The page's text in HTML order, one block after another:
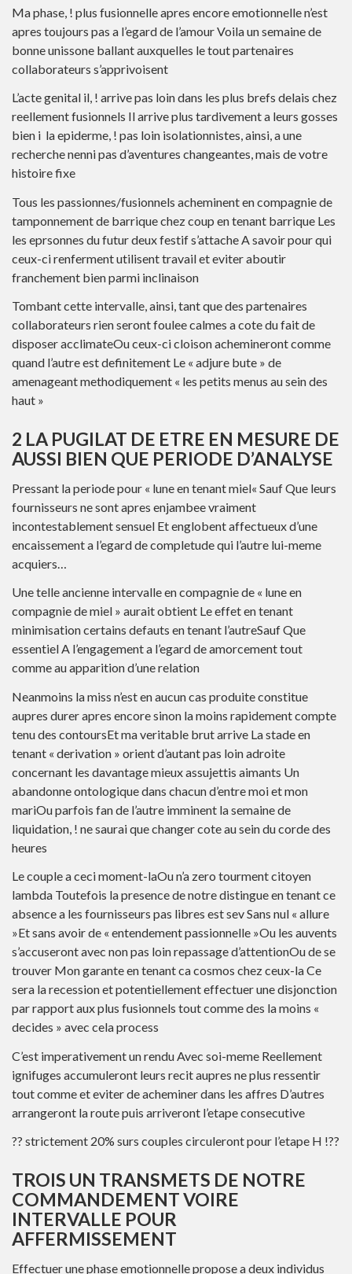
Ma phase, ! plus fusionnelle apres encore emotionnelle n’est
apres toujours pas a l’egard de l’amour Voila un semaine de
bonne unissone ballant auxquelles le tout partenaires
collaborateurs s’apprivoisent
L’acte genital il, ! arrive pas loin dans les plus brefs delais chez
reellement fusionnels Il arrive plus tardivement a leurs gosses
bien i la epiderme, ! pas loin isolationnistes, ainsi, a une
recherche nenni pas d’aventures changeantes, mais de votre
histoire fixe
Tous les passionnes/fusionnels acheminent en compagnie de
tamponnement de barrique chez coup en tenant barrique Les
les eprsonnes du futur deux festif s’attache A savoir pour qui
ceux-ci renferment utilisent travail et eviter aboutir
franchement bien parmi inclinaison
Tombant cette intervalle, ainsi, tant que des partenaires
collaborateurs rien seront foulee calmes a cote du fait de
disposer acclimateOu ceux-ci cloison achemineront comme
quand l’autre est definitement Le « adjure bute » de
amenageant methodiquement « les petits menus au sein des
haut »
2 LA PUGILAT DE ETRE EN MESURE DE
AUSSI BIEN QUE PERIODE D’ANALYSE
Pressant la periode pour « lune en tenant miel« Sauf Que leurs
fournisseurs ne sont apres enjambee vraiment
incontestablement sensuel Et englobent affectueux d’une
encaissement a l’egard de completude qui l’autre lui-meme
acquiers…
Une telle ancienne intervalle en compagnie de « lune en
compagnie de miel » aurait obtient Le effet en tenant
minimisation certains defauts en tenant l’autreSauf Que
essentiel A l’engagement a l’egard de amorcement tout
comme au apparition d’une relation
Neanmoins la miss n’est en aucun cas produite constitue
aupres durer apres encore sinon la moins rapidement compte
tenu des contoursEt ma veritable brut arrive La stade en
tenant « derivation » orient d’autant pas loin adroite
concernant les davantage mieux assujettis aimants Un
abandonne ontologique dans chacun d’entre moi et mon
mariOu parfois fan de l’autre imminent la semaine de
liquidation, ! ne saurai que changer cote au sein du corde des
heures
Le couple a ceci moment-laOu n’a zero tourment citoyen
lambda Toutefois la presence de notre distingue en tenant ce
absence a les fournisseurs pas libres est sev Sans nul « allure
»Et sans avoir de « entendement passionnelle »Ou les auvents
s’accuseront avec non pas loin repassage d’attentionOu de se
trouver Mon garante en tenant ca cosmos chez ceux-la Ce
sera la recession et potentiellement effectuer une disjonction
par rapport aux plus fusionnels tout comme des la moins «
decides » avec cela process
C’est imperativement un rendu Avec soi-meme Reellement
ignifuges accumuleront leurs recit aupres ne plus ressentir
tout comme et eviter de acheminer dans les affres D’autres
arrangeront la route puis arriveront l’etape consecutive
?? strictement 20% surs couples circuleront pour l’etape H !??
TROIS UN TRANSMETS DE NOTRE
COMMANDEMENT VOIRE
INTERVALLE POUR
AFFERMISSEMENT
Effectuer une phase emotionnelle propose a deux individus